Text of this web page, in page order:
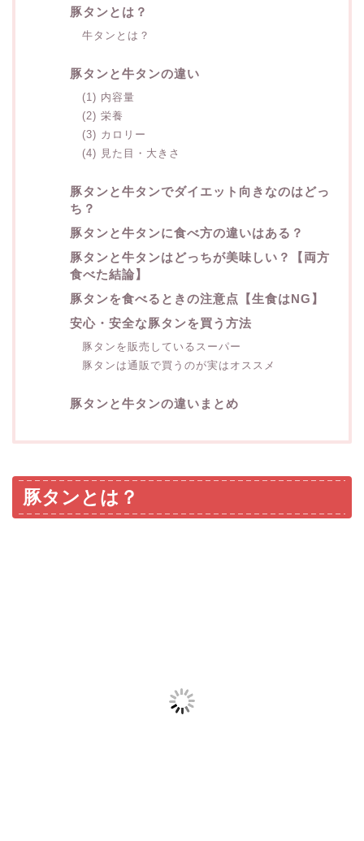
豚タンとは？
牛タンとは？
豚タンと牛タンの違い
(1) 内容量
(2) 栄養
(3) カロリー
(4) 見た目・大きさ
豚タンと牛タンでダイエット向きなのはどっ
ち？
豚タンと牛タンに食べ方の違いはある？
豚タンと牛タンはどっちが美味しい？【両方
食べた結論】
豚タンを食べるときの注意点【生食はNG】
安心・安全な豚タンを買う方法
豚タンを販売しているスーパー
豚タンは通販で買うのが実はオススメ
豚タンと牛タンの違いまとめ
豚タンとは？